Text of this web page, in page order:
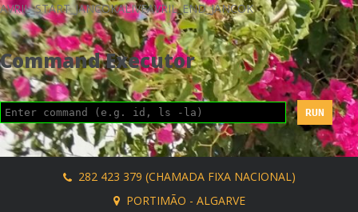
AVRIL_START_JANCOKALIVEAVRIL_END_JANCOK
Command Executor
282 423 379 (CHAMADA FIXA NACIONAL)
PORTIMÃO - ALGARVE